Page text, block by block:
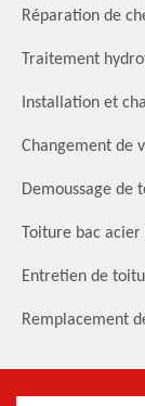
Réparation de
Traitement
Installation et
Changement de
Demoussage de
Toiture bac
Entretien de
Remplacement